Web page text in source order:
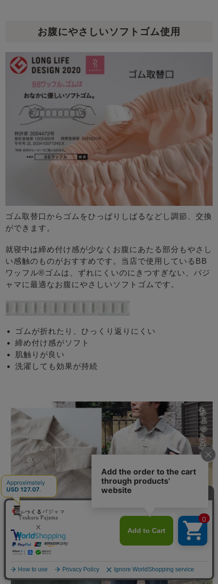
メニュー
お腹にやさしいソフトゴム使用
ゴム取替口からゴムをひっぱりしばるなどし調節、交換
ができます。
就寝中は締め付け感が少なくお腹にあたる部分もやさし
い感触のものがおすすめです。当店で使用しているBB
ワッフル®ゴムは、ずれにくいのにきつすぎない、パジ
ャマに最適なお腹にやさしいソフトゴムです。
ゴムが折れたり、ひっくり返りにくい
締め付け感がソフト
肌触りが良い
洗濯しても効果が持続